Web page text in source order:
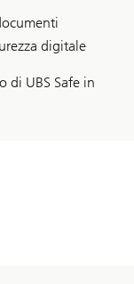
digitale
di UBS Safe in